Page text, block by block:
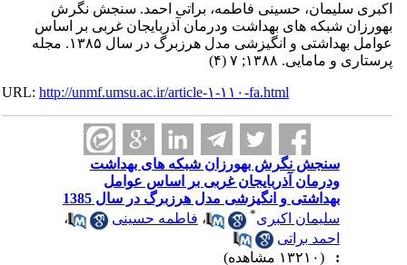
اکبری سلیمان، حسینی فاطمه، براتی احمد. سنجش نگرش
بهورزان شبکه های بهداشت ودرمان آذربایجان غربی بر اساس
عوامل بهداشتی و انگیزشی مدل هرزبرگ در سال ۱۳۸۵. مجله
پرستاری و مامایی. ۱۳۸۸; ۷ (۴)
URL:http://unmf.umsu.ac.ir/article-۱-۱۱۰-fa.html
سنجش نگرش بهورزان شبکه های بهداشت
ودرمان آذربایجان غربی بر اساس عوامل
بهداشتی و انگیزشی مدل هرزبرگ در سال 1385
سلیمان اکبری* ،فاطمه حسینی
،
احمد براتی